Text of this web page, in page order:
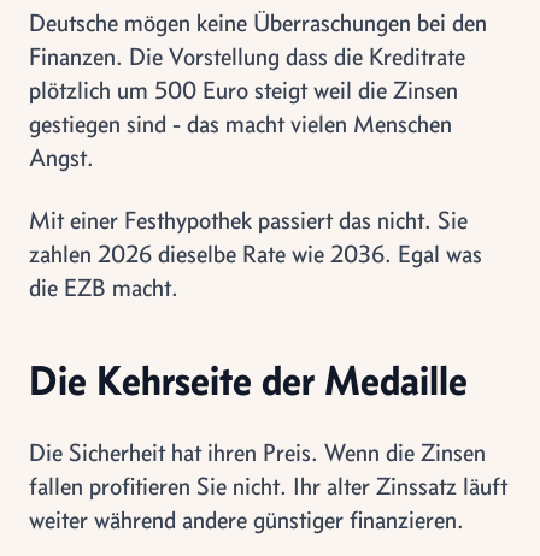
Deutsche mögen keine Überraschungen bei den
Finanzen. Die Vorstellung dass die Kreditrate
plötzlich um 500 Euro steigt weil die Zinsen
gestiegen sind - das macht vielen Menschen
Angst.
Mit einer Festhypothek passiert das nicht. Sie
zahlen 2026 dieselbe Rate wie 2036. Egal was
die EZB macht.
Die Kehrseite der Medaille
Die Sicherheit hat ihren Preis. Wenn die Zinsen
fallen profitieren Sie nicht. Ihr alter Zinssatz läuft
weiter während andere günstiger finanzieren.